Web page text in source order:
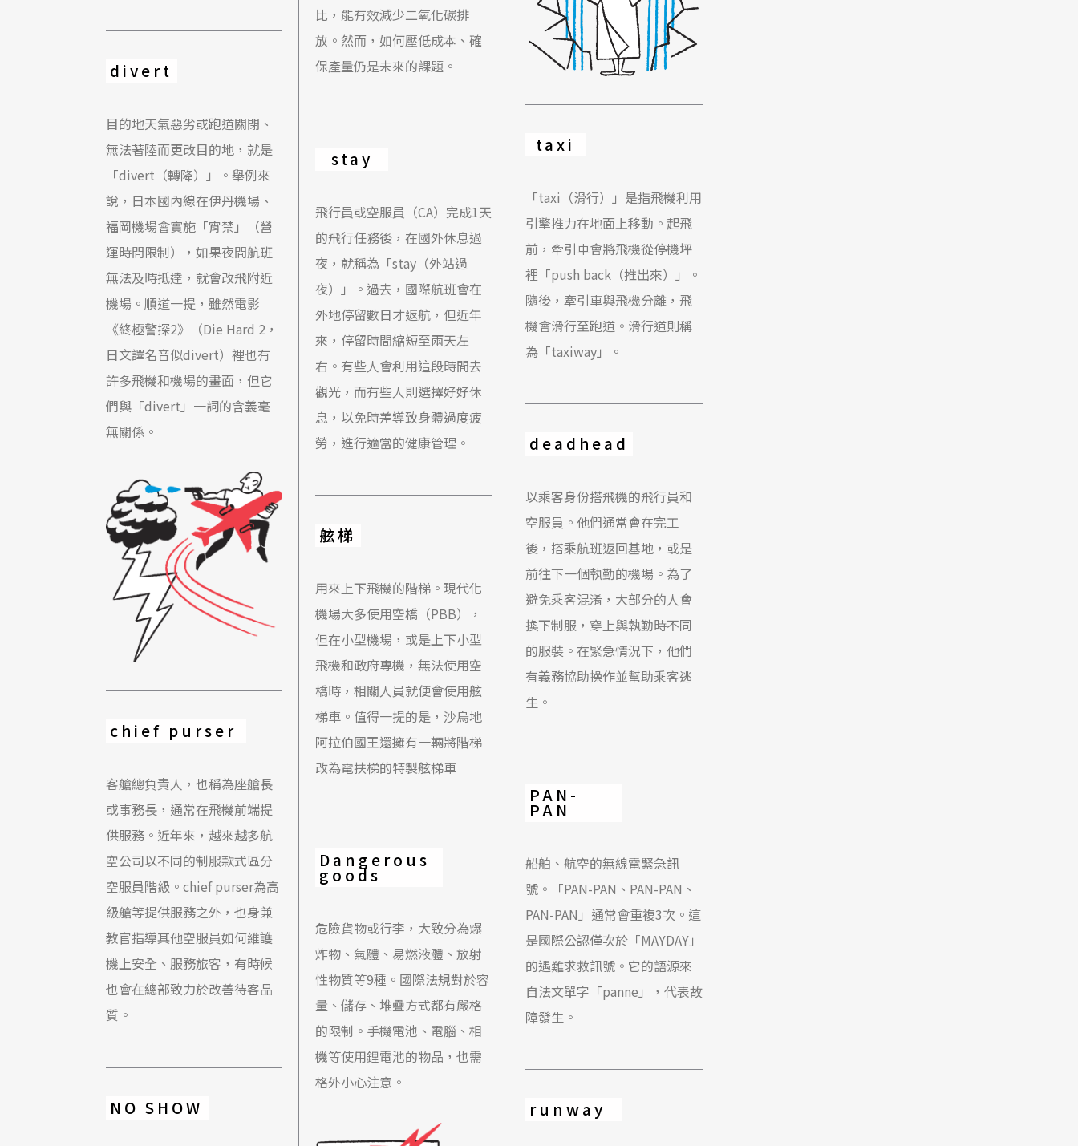
divert
目的地天氣惡劣或跑道關閉、
無法著陸而更改目的地，就是
「divert（轉降）」。舉例來
說，日本國內線在伊丹機場、
福岡機場會實施「宵禁」（營
運時間限制），如果夜間航班
無法及時抵達，就會改飛附近
機場。順道一提，雖然電影
《終極警探2》（Die Hard 2，
日文譯名音似divert）裡也有
許多飛機和機場的畫面，但它
們與「divert」一詞的含義毫
無關係。
chief purser
客艙總負責人，也稱為座艙長
或事務長，通常在飛機前端提
供服務。近年來，越來越多航
空公司以不同的制服款式區分
空服員階級。chief purser為高
級艙等提供服務之外，也身兼
教官指導其他空服員如何維護
機上安全、服務旅客，有時候
也會在總部致力於改善待客品
質。
NO SHOW
比，能有效減少二氧化碳排
放。然而，如何壓低成本、確
保產量仍是未來的課題。
stay
飛行員或空服員（CA）完成1天
的飛行任務後，在國外休息過
夜，就稱為「stay（外站過
夜）」。過去，國際航班會在
外地停留數日才返航，但近年
來，停留時間縮短至兩天左
右。有些人會利用這段時間去
觀光，而有些人則選擇好好休
息，以免時差導致身體過度疲
勞，進行適當的健康管理。
舷梯
用來上下飛機的階梯。現代化
機場大多使用空橋（PBB），
但在小型機場，或是上下小型
飛機和政府專機，無法使用空
橋時，相關人員就便會使用舷
梯車。值得一提的是，沙烏地
阿拉伯國王還擁有一輛將階梯
改為電扶梯的特製舷梯車
Dangerous
goods
危險貨物或行李，大致分為爆
炸物、氣體、易燃液體、放射
性物質等9種。國際法規對於容
量、儲存、堆疊方式都有嚴格
的限制。手機電池、電腦、相
機等使用鋰電池的物品，也需
格外小心注意。
taxi
「taxi（滑行）」是指飛機利用
引擎推力在地面上移動。起飛
前，牽引車會將飛機從停機坪
裡「push back（推出來）」。
隨後，牽引車與飛機分離，飛
機會滑行至跑道。滑行道則稱
為「taxiway」。
deadhead
以乘客身份搭飛機的飛行員和
空服員。他們通常會在完工
後，搭乘航班返回基地，或是
前往下一個執勤的機場。為了
避免乘客混淆，大部分的人會
換下制服，穿上與執勤時不同
的服裝。在緊急情況下，他們
有義務協助操作並幫助乘客逃
生。
PAN-
PAN
船舶、航空的無線電緊急訊
號。「PAN-PAN、PAN-PAN、
PAN-PAN」通常會重複3次。這
是國際公認僅次於「MAYDAY」
的遇難求救訊號。它的語源來
自法文單字「panne」，代表故
障發生。
runway